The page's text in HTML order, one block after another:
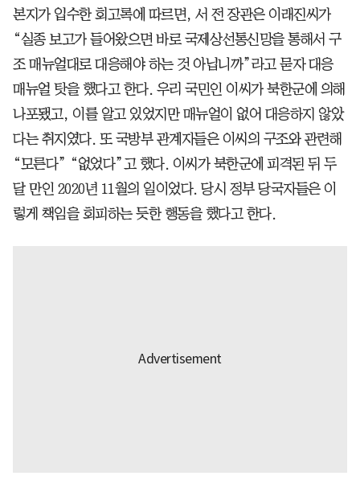
본지가 입수한 회고록에 따르면, 서 전 장관은 이래진씨가
“실종 보고가 들어왔으면 바로 국제상선통신망을 통해서 구
조 매뉴얼대로 대응해야 하는 것 아닙니까”라고 묻자 대응
매뉴얼 탓을 했다고 한다. 우리 국민인 이씨가 북한군에 의해
나포됐고, 이를 알고 있었지만 매뉴얼이 없어 대응하지 않았
다는 취지였다. 또 국방부 관계자들은 이씨의 구조와 관련해
“모른다” “없었다”고 했다. 이씨가 북한군에 피격된 뒤 두
달 만인 2020년 11월의 일이었다. 당시 정부 당국자들은 이
렇게 책임을 회피하는 듯한 행동을 했다고 한다.